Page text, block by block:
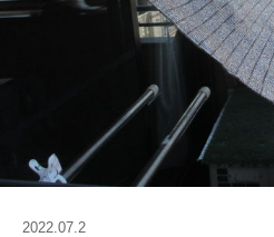
2022.07.2